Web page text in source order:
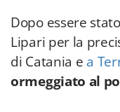
Dopo essere
Lipari per la
di Catania e a
ormeggiato al